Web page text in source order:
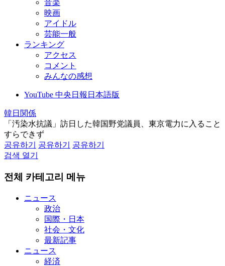
音楽
映画
アイドル
芸能一般
ランキング
アクセス
コメント
みんなの感想
YouTube 中央日報日本語版
韓日関係
「汚染水抗議」訪日した韓国野党議員、東京電力に入ること
すらできず
공유하기
공유하기
공유하기
검색 열기
전체 카테고리 메뉴
ニュース
政治
国際・日本
社会・文化
最新記事
ニュース
経済